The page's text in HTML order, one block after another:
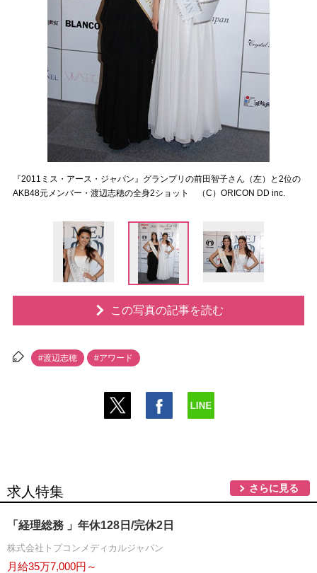
『2011ミス・アース・ジャパン』グランプリの前田智子さん（左）と2位の
AKB48元メンバー・渡辺志穂の全身2ショット （C）ORICON DD inc.
この写真の記事を読む
#渡辺志穂 #アワード
求人特集 さらに見る
「経理総務 」年休128日/完休2日
株式会社トプコンメディカルジャパン
月給35万7,000円～